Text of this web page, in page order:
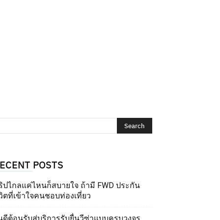
POSTS
ปไกลแค่ไหนก็สบายใจ ถ้ามี FWD ประกัน
ตที่เข้าใจคนชอบท่องเที่ยว